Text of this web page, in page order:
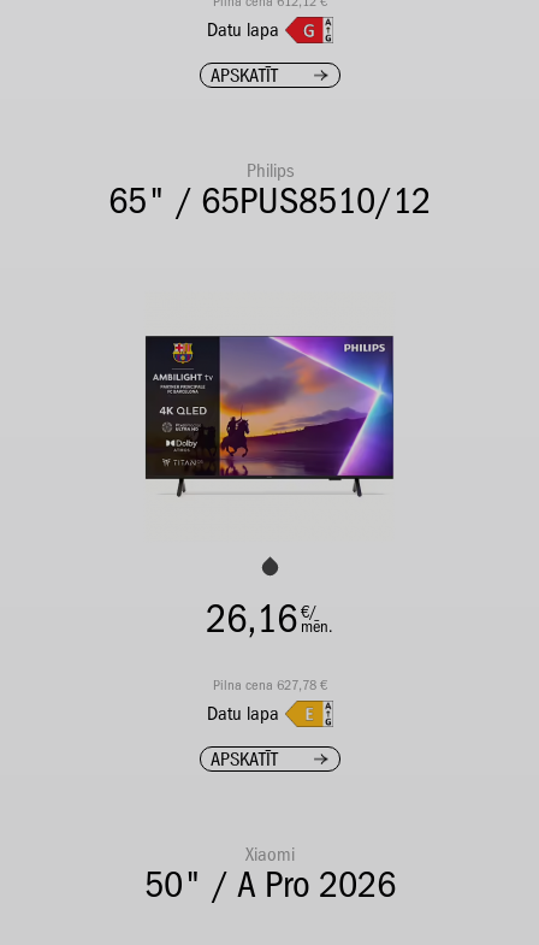
Datu lapa
APSKATĪT
Philips
65" / 65PUS8510/12
26,16€/
mēn.
Pilna cena 627,78 €
Datu lapa
APSKATĪT
Xiaomi
50" / A Pro 2026